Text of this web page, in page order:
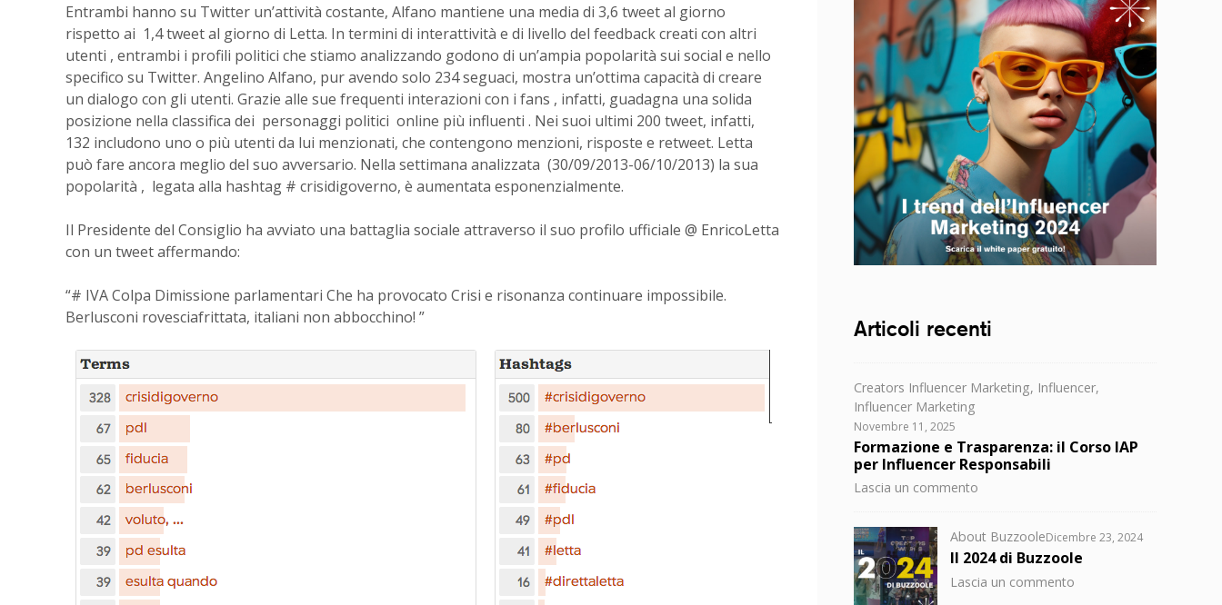
Entrambi hanno su Twitter un’attività costante, Alfano mantiene una media di 3,6 tweet al giorno
rispetto ai 1,4 tweet al giorno di Letta. In termini di interattività e di livello del feedback creati con altri
utenti , entrambi i profili politici che stiamo analizzando godono di un’ampia popolarità sui social e nello
specifico su Twitter. Angelino Alfano, pur avendo solo 234 seguaci, mostra un’ottima capacità di creare
un dialogo con gli utenti. Grazie alle sue frequenti interazioni con i fans , infatti, guadagna una solida
posizione nella classifica dei personaggi politici online più influenti . Nei suoi ultimi 200 tweet, infatti,
132 includono uno o più utenti da lui menzionati, che contengono menzioni, risposte e retweet. Letta
può fare ancora meglio del suo avversario. Nella settimana analizzata (30/09/2013-06/10/2013) la sua
popolarità , legata alla hashtag # crisidigoverno, è aumentata esponenzialmente.
Il Presidente del Consiglio ha avviato una battaglia sociale attraverso il suo profilo ufficiale @ EnricoLetta
con un tweet affermando:
“# IVA Colpa Dimissione parlamentari Che ha provocato Crisi e risonanza continuare impossibile.
Berlusconi rovesciafrittata, italiani non abbocchino! ”
Articoli recenti
Categorie
Creators Influencer Marketing, Influencer,
Influencer Marketing
Posted
on
Novembre 11, 2025
Formazione e Trasparenza: il Corso IAP
per Influencer Responsabili
Lascia un commentosu
Trasparenza:
il
Corso
Categorie
About BuzzoolePosted
on
Dicembre 23, 2024
Il 2024 di Buzzoole
Lascia un commento